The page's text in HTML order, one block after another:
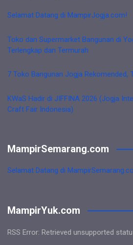
Selamat Datang di MampirJogja.com!
Toko dan Supermarket Bangunan di
Terlengkap dan Termurah
7 Toko Bangunan Jogja Rekomended,
KWaS Hadir di JIFFINA 2026 (Jogja
Craft Fair Indonesia)
MampirSemarang.com
Selamat Datang di
MampirYuk.com
RSS Error: Retrieved unsupported